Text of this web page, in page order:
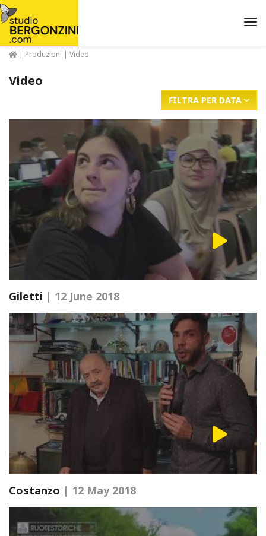
| Produzioni | Video
Video
FILTRA PER DATA
Giletti | 12 June 2018
Costanzo | 12 May 2018